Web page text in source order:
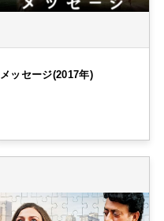
メッセージ(2017年)